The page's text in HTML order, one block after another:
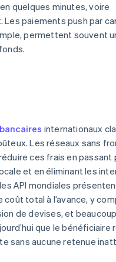
quelques minutes, voire
Les paiements push par
permettent souvent
internationaux
Les réseaux sans
ces frais en passant
et en éliminant les
API mondiales
total à l’avance, y
de devises, et beaucoup
que le bénéficiaire
sans aucune retenue